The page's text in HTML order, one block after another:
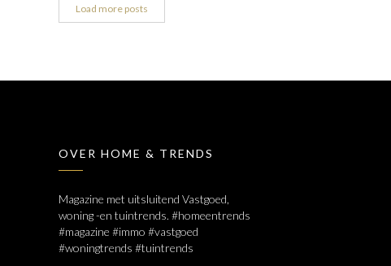
Load more posts
OVER HOME & TRENDS
Magazine met uitsluitend Vastgoed,
woning -en tuintrends. #homeentrends
#magazine #immo #vastgoed
#woningtrends #tuintrends